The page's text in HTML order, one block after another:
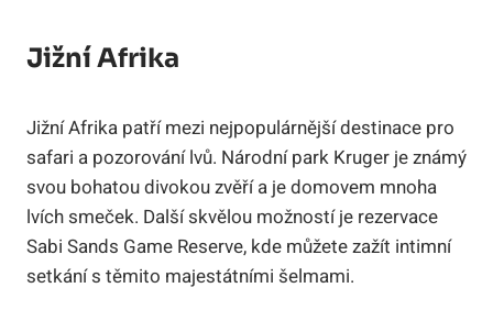
Jižní Afrika
Jižní Afrika patří mezi nejpopulárnější destinace pro
safari a pozorování lvů. Národní park Kruger je známý
svou bohatou divokou zvěří a je domovem mnoha
lvích smeček. Další skvělou možností je rezervace
Sabi Sands Game Reserve, kde můžete zažít intimní
setkání s těmito majestátními šelmami.